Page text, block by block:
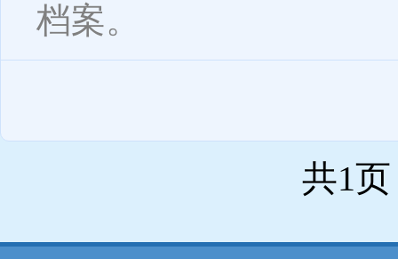
档案。
共1页